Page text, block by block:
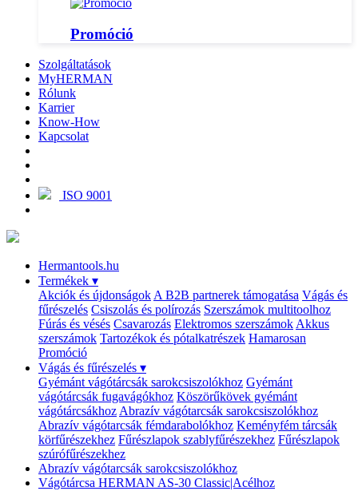
Promóció
Szolgáltatások
MyHERMAN
Rólunk
Karrier
Know-How
Kapcsolat
ISO 9001
Hermantools.hu
Termékek ▾
Akciók és újdonságok A B2B partnerek támogatása Vágás és
fűrészelés Csiszolás és polírozás Szerszámok multitoolhoz
Fúrás és vésés Csavarozás Elektromos szerszámok Akkus
szerszámok Tartozékok és pótalkatrészek Hamarosan
Promóció
Vágás és fűrészelés ▾
Gyémánt vágótárcsák sarokcsiszolókhoz Gyémánt
vágótárcsák fugavágókhoz Köszörűkövek gyémánt
vágótárcsákhoz Abrazív vágótarcsák sarokcsiszolókhoz
Abrazív vágótarcsák fémdarabolókhoz Keményfém tárcsák
körfűrészekhez Fűrészlapok szablyfűrészekhez Fűrészlapok
szúrófűrészekhez
Abrazív vágótarcsák sarokcsiszolókhoz
Vágótárcsa HERMAN AS-30 Classic|Acélhoz